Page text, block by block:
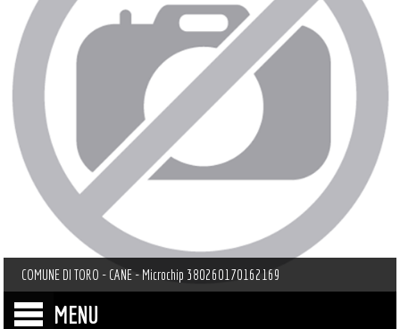
COMUNE DI TORO - CANE - Microchip 380260170162169
MENU